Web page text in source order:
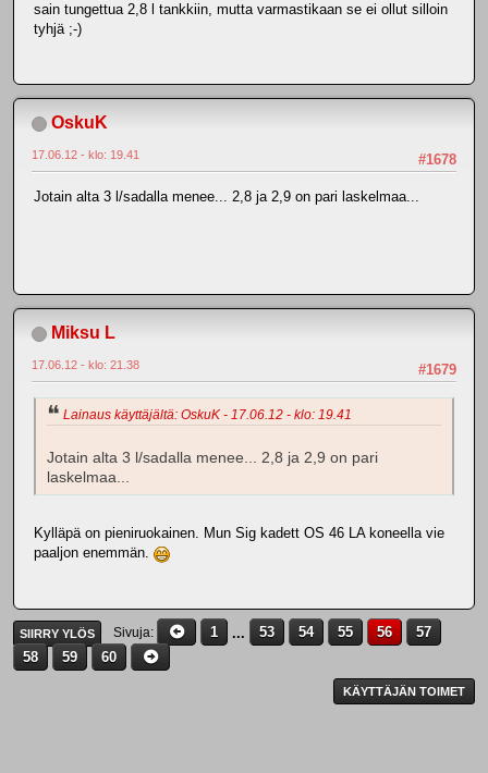
sain tungettua 2,8 l tankkiin, mutta varmastikaan se ei ollut silloin
tyhjä ;-)
OskuK
#1678
17.06.12 - klo: 19.41
Jotain alta 3 l/sadalla menee... 2,8 ja 2,9 on pari laskelmaa...
Miksu L
#1679
17.06.12 - klo: 21.38
Lainaus käyttäjältä: OskuK - 17.06.12 - klo: 19.41
Jotain alta 3 l/sadalla menee... 2,8 ja 2,9 on pari
laskelmaa...
Kylläpä on pieniruokainen. Mun Sig kadett OS 46 LA koneella vie
paaljon enemmän.
SIIRRY YLÖS Sivuja 1 ... 53 54 55 56
57
58
59 60
KÄYTTÄJÄN TOIMET